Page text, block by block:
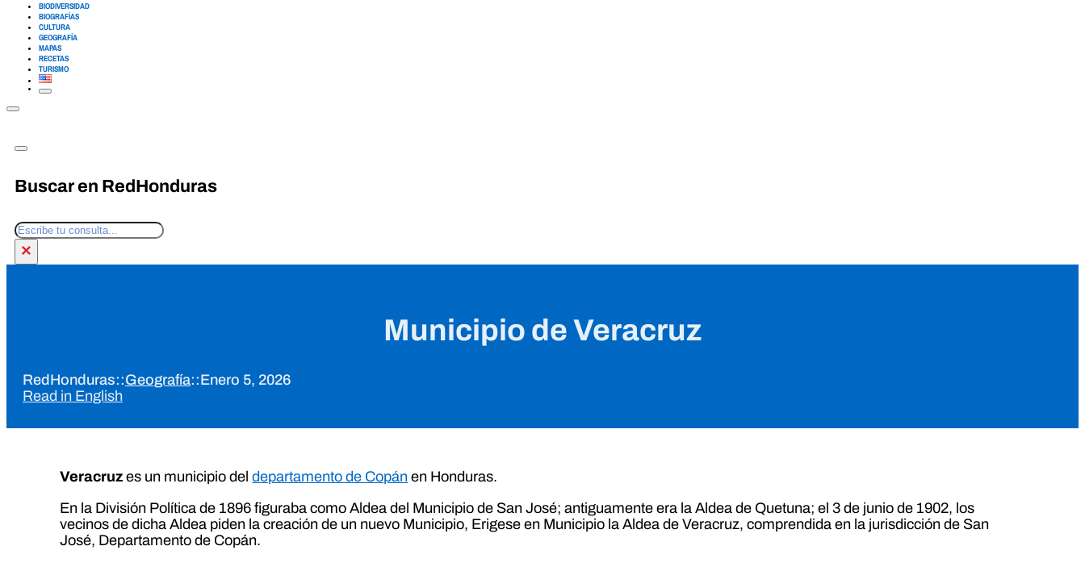
BIODIVERSIDAD
BIOGRAFÍAS
CULTURA
GEOGRAFÍA
MAPAS
RECETAS
TURISMO
Buscar en RedHonduras
Buscar
×
Municipio de Veracruz
RedHonduras::Geografía::Enero 5, 2026
Read in English
Veracruz es un municipio deldepartamento de Copán en Honduras.
En la División Política de 1896 figuraba como Aldea del Municipio de San José; antiguamente era la Aldea de Quetuna; el 3 de junio de 1902, los
vecinos de dicha Aldea piden la creación de un nuevo Municipio, Erigese en Municipio la Aldea de Veracruz, comprendida en la jurisdicción de San
José, Departamento de Copán.